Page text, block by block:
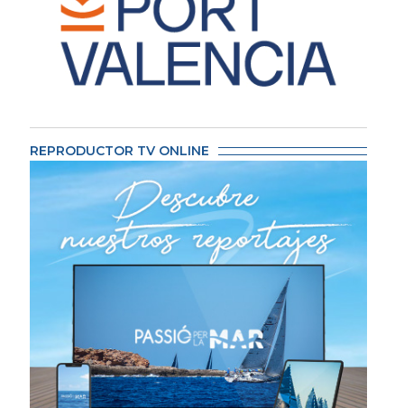
REPRODUCTOR TV ONLINE